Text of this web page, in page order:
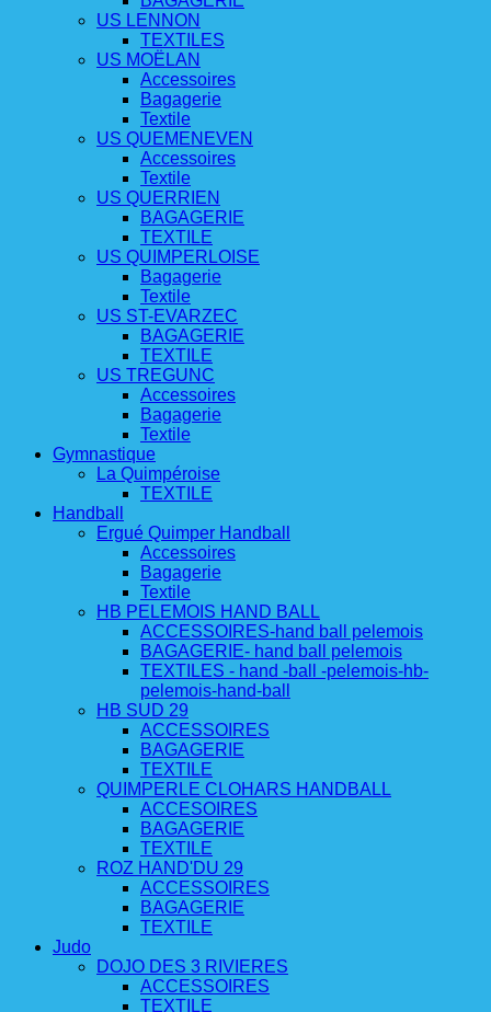
US LENNON
TEXTILES
US MOËLAN
Accessoires
Bagagerie
Textile
US QUEMENEVEN
Accessoires
Textile
US QUERRIEN
BAGAGERIE
TEXTILE
US QUIMPERLOISE
Bagagerie
Textile
US ST-EVARZEC
BAGAGERIE
TEXTILE
US TREGUNC
Accessoires
Bagagerie
Textile
Gymnastique
La Quimpéroise
TEXTILE
Handball
Ergué Quimper Handball
Accessoires
Bagagerie
Textile
HB PELEMOIS HAND BALL
ACCESSOIRES-hand ball pelemois
BAGAGERIE- hand ball pelemois
TEXTILES - hand -ball -pelemois-hb-
pelemois-hand-ball
HB SUD 29
ACCESSOIRES
BAGAGERIE
TEXTILE
QUIMPERLE CLOHARS HANDBALL
ACCESOIRES
BAGAGERIE
TEXTILE
ROZ HAND'DU 29
ACCESSOIRES
BAGAGERIE
TEXTILE
Judo
DOJO DES 3 RIVIERES
ACCESSOIRES
TEXTILE